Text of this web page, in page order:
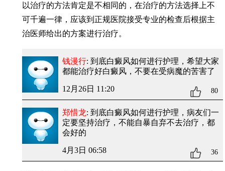
以治疗的方法肯定是不相同的，在治疗的方法选择上不
可千遍一律，应该到正规医院接受专业的检查后根据主
治医师给出的方案进行治疗。
钱漫行: 到底白癜风如何进行护理 ，希望大家
都能治疗好白癜风，不要在受病魔的苦害了
12月26日 11:20 80
郑惜龙: 到底白癜风如何进行护理 ，病友们一
定要坚持治疗，不能自暴自弃不去治疗，都
会好的
4月3日 06:58 36